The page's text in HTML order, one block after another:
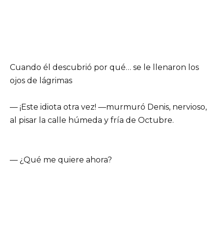
Cuando él descubrió por qué… se le llenaron los
ojos de lágrimas
— ¡Este idiota otra vez! —murmuró Denis, nervioso,
al pisar la calle húmeda y fría de Octubre.
— ¿Qué me quiere ahora?